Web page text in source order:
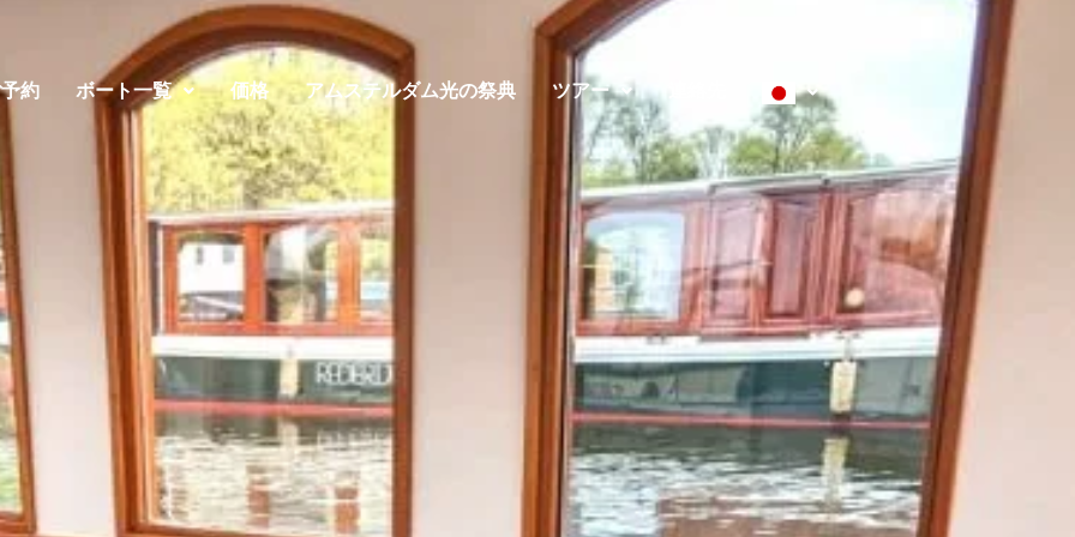
約 ボート一覧 価格 アムステルダム光の祭典 ツアー